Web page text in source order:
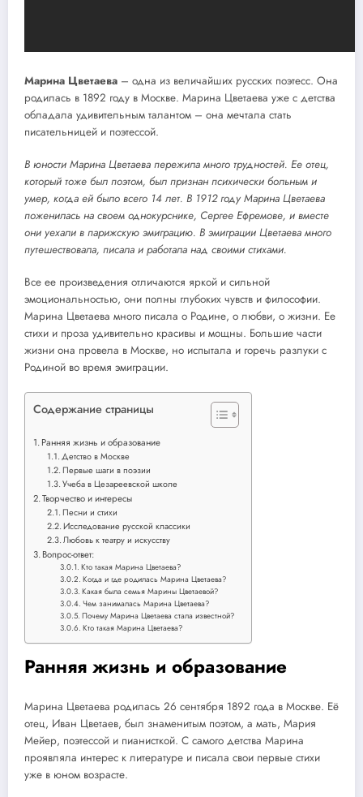
Марина Цветаева – одна из величайших русских поэтесс. Она
родилась в 1892 году в Москве. Марина Цветаева уже с детства
обладала удивительным талантом – она мечтала стать
писательницей и поэтессой.
В юности Марина Цветаева пережила много трудностей. Ее отец,
который тоже был поэтом, был признан психически больным и
умер, когда ей было всего 14 лет. В 1912 году Марина Цветаева
поженилась на своем однокурснике, Сергее Ефремове, и вместе
они уехали в парижскую эмиграцию. В эмиграции Цветаева много
путешествовала, писала и работала над своими стихами.
Все ее произведения отличаются яркой и сильной
эмоциональностью, они полны глубоких чувств и философии.
Марина Цветаева много писала о Родине, о любви, о жизни. Ее
стихи и проза удивительно красивы и мощны. Большие части
жизни она провела в Москве, но испытала и горечь разлуки с
Родиной во время эмиграции.
Содержание страницы
Ранняя жизнь и образование
Детство в Москве
Первые шаги в поэзии
Учеба в Цезареевской школе
Творчество и интересы
Песни и стихи
Исследование русской классики
Любовь к театру и искусству
Вопрос-ответ:
Кто такая Марина Цветаева?
Когда и где родилась Марина Цветаева?
Какая была семья Марины Цветаевой?
Чем занималась Марина Цветаева?
Почему Марина Цветаева стала известной?
Кто такая Марина Цветаева?
Ранняя жизнь и образование
Марина Цветаева родилась 26 сентября 1892 года в Москве. Её
отец, Иван Цветаев, был знаменитым поэтом, а мать, Мария
Мейер, поэтессой и пианисткой. С самого детства Марина
проявляла интерес к литературе и писала свои первые стихи
уже в юном возрасте.